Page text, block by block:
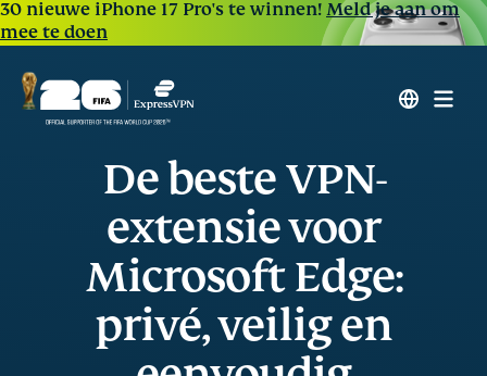
30 nieuwe iPhone 17 Pro's te winnen!Meld je aan om
mee te doen
De beste VPN-
extensie voor
Microsoft Edge:
privé, veilig en